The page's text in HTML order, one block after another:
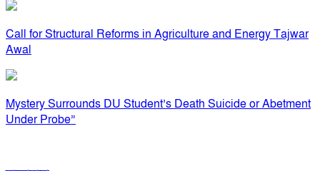
Call for Structural Reforms in Agriculture and Energy Tajwar
Awal
Mystery Surrounds DU Student’s Death Suicide or Abetment
Under Probe”